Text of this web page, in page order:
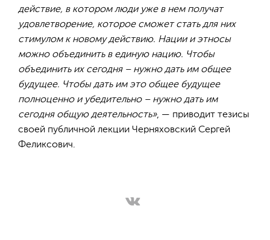
действие, в котором люди уже в нем получат
удовлетворение, которое сможет стать для них
стимулом к новому действию. Нации и этносы
можно объединить в единую нацию. Чтобы
объединить их сегодня – нужно дать им общее
будущее. Чтобы дать им это общее будущее
полноценно и убедительно – нужно дать им
сегодня общую деятельность», — приводит тезисы
своей публичной лекции Черняховский Сергей
Феликсович.